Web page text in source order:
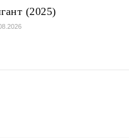
(2025)